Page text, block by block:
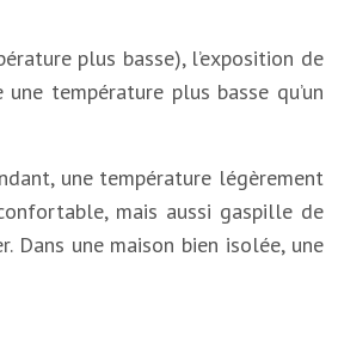
plus basse), l’exposition de
température plus basse qu’un
une température légèrement
mais aussi gaspille de
Dans une maison bien isolée, une